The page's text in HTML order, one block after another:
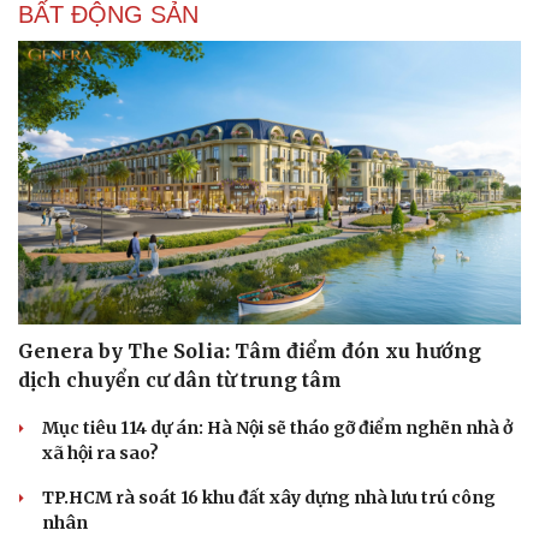
Sức khỏe
Dinh dưỡng - món ngon
Sản phụ khoa
Nhi khoa
Đời sống
Tình yêu - Gia đình
BẤT ĐỘNG SẢN
Genera by The Solia: Tâm điểm đón xu hướng
dịch chuyển cư dân từ trung tâm
Mục tiêu 114 dự án: Hà Nội sẽ tháo gỡ điểm nghẽn nhà ở
xã hội ra sao?
TP.HCM rà soát 16 khu đất xây dựng nhà lưu trú công
nhân